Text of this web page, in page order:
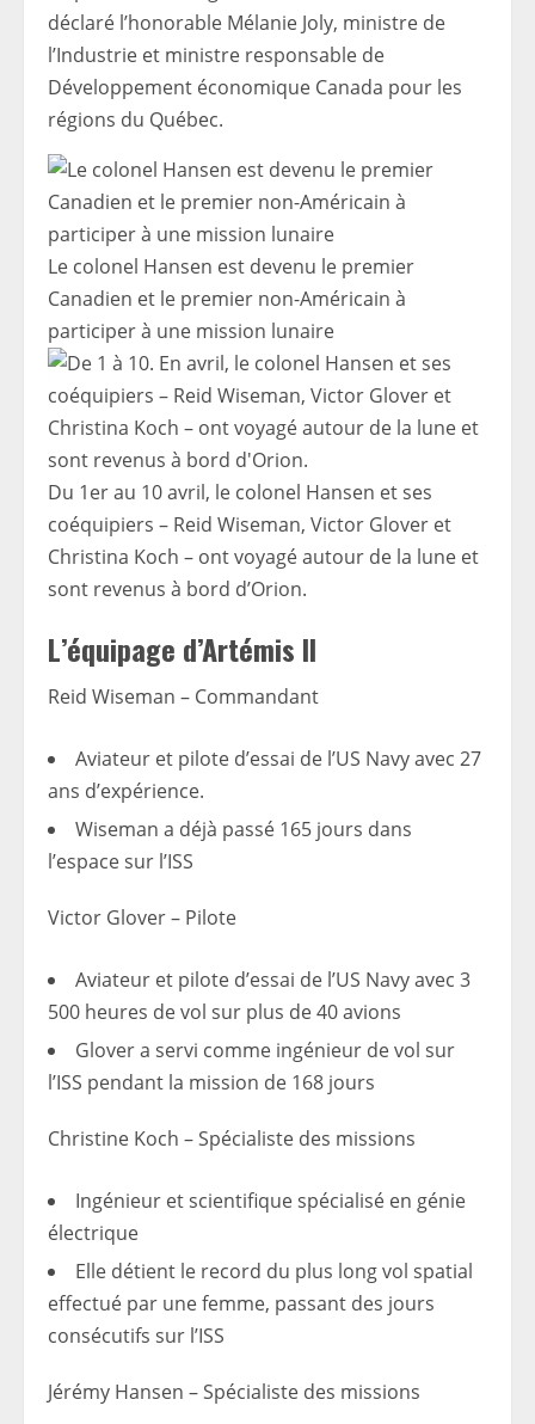
déclaré l’honorable Mélanie Joly, ministre de
l’Industrie et ministre responsable de
Développement économique Canada pour les
régions du Québec.
Le colonel Hansen est devenu le premier
Canadien et le premier non-Américain à
participer à une mission lunaire
Du 1er au 10 avril, le colonel Hansen et ses
coéquipiers – Reid Wiseman, Victor Glover et
Christina Koch – ont voyagé autour de la lune et
sont revenus à bord d’Orion.
L’équipage d’Artémis II
Reid Wiseman – Commandant
Aviateur et pilote d’essai de l’US Navy avec 27
ans d’expérience.
Wiseman a déjà passé 165 jours dans
l’espace sur l’ISS
Victor Glover– Pilote
Aviateur et pilote d’essai de l’US Navy avec 3
500 heures de vol sur plus de 40 avions
Glover a servi comme ingénieur de vol sur
l’ISS pendant la mission de 168 jours
Christine Koch – Spécialiste des missions
Ingénieur et scientifique spécialisé en génie
électrique
Elle détient le record du plus long vol spatial
effectué par une femme, passant des jours
consécutifs sur l’ISS
Jérémy Hansen – Spécialiste des missions